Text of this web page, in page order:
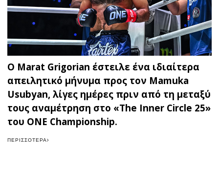
Ο Marat Grigorian έστειλε ένα ιδιαίτερα
απειλητικό μήνυμα προς τον Mamuka
Usubyan, λίγες ημέρες πριν από τη μεταξύ
τους αναμέτρηση στο «The Inner Circle 25»
του ONE Championship.
ΠΕΡΙΣΣΌΤΕΡΑ